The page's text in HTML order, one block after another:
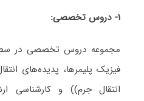
۱- دروس تخصصی:
مجموعه دروس تخصصی در
فیزیک پلیمرها، پدیده‌های
انتقال جرم)) و کارشناسی